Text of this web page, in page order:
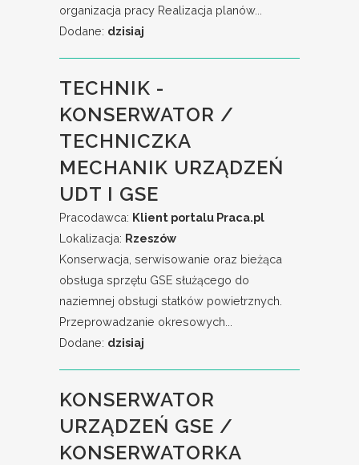
organizacja pracy Realizacja planów...
Dodane: dzisiaj
TECHNIK -
KONSERWATOR /
TECHNICZKA
MECHANIK URZĄDZEŃ
UDT I GSE
Pracodawca: Klient portalu Praca.pl
Lokalizacja: Rzeszów
Konserwacja, serwisowanie oraz bieżąca
obsługa sprzętu GSE służącego do
naziemnej obsługi statków powietrznych.
Przeprowadzanie okresowych...
Dodane: dzisiaj
KONSERWATOR
URZĄDZEŃ GSE /
KONSERWATORKA